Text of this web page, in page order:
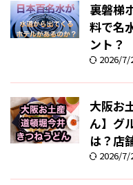
裏磐梯
料で名
ント？
2026/7/
大阪お
ん】グ
は？店
2026/7/